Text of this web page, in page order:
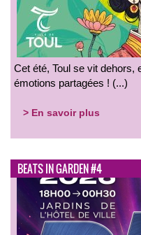
Cet été, Toul se vit dehors,
émotions partagées ! (...)
> En savoir plus
BEATS IN GARDEN #4